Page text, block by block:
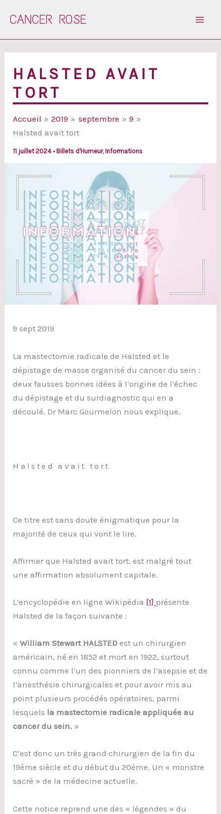
CANCER ROSE
HALSTED AVAIT
TORT
Accueil 2019 septembre
9
Halsted avait tort
11 juillet 2024 • Billets d'Humeur, Informations
9 sept 2019
La mastectomie radicale de Halsted et le
dépistage de masse organisé du cancer du sein :
deux fausses bonnes idées à l’origine de l’échec
du dépistage et du surdiagnostic qui en a
découlé. Dr Marc Gourmelon nous explique.
Halsted avait tort
Ce titre est sans doute énigmatique pour la
majorité de ceux qui vont le lire.
Affirmer que Halsted avait tort, est malgré tout
une affirmation absolument capitale.
L’encyclopédie en ligne Wikipédia [1] présente
Halsted de la façon suivante :
«William Stewart HALSTED est un chirurgien
américain, né en 1852 et mort en 1922, surtout
connu comme l’un des pionniers de l’asepsie et de
l’anesthésie chirurgicales et pour avoir mis au
point plusieurs procédés opératoires, parmi
lesquels la mastectomie radicale appliquée au
cancer du sein. »
C’est donc un très grand chirurgien de la fin du
19ème siècle et du début du 20ème. Un « monstre
sacré » de la médecine actuelle.
Cette notice reprend une des « légendes » du